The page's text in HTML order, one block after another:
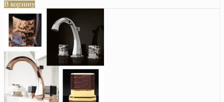
В корзину